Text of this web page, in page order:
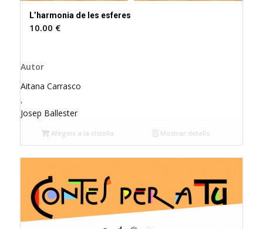
L’harmonia de les esferes
10.00 €
Autor
Aitana Carrasco
,
Josep Ballester
Afegeix a la cistella Mostrar detalls